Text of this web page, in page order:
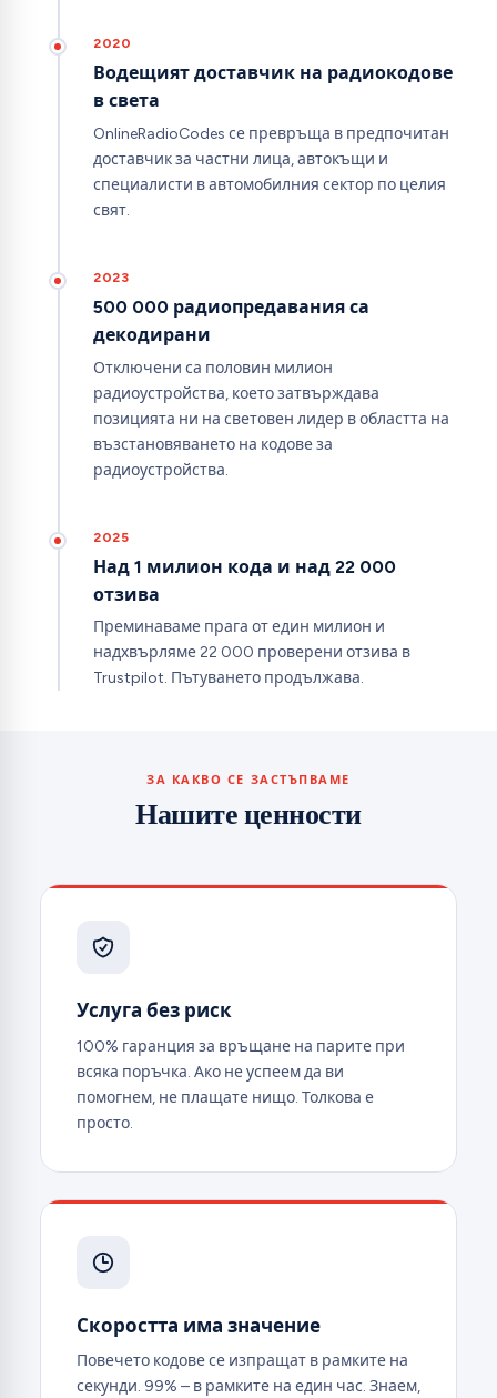
2020
Водещият доставчик на радиокодове
в света
OnlineRadioCodes се превръща в предпочитан
доставчик за частни лица, автокъщи и
специалисти в автомобилния сектор по целия
свят.
2023
500 000 радиопредавания са
декодирани
Отключени са половин милион
радиоустройства, което затвърждава
позицията ни на световен лидер в областта на
възстановяването на кодове за
радиоустройства.
2025
Над 1 милион кода и над 22 000
отзива
Преминаваме прага от един милион и
надхвърляме 22 000 проверени отзива в
Trustpilot. Пътуването продължава.
ЗА КАКВО СЕ ЗАСТЪПВАМЕ
Нашите ценности
Услуга без риск
100% гаранция за връщане на парите при
всяка поръчка. Ако не успеем да ви
помогнем, не плащате нищо. Толкова е
просто.
Скоростта има значение
Повечето кодове се изпращат в рамките на
секунди. 99% – в рамките на един час. Знаем,